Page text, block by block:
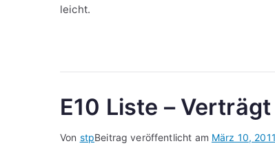
leicht.
E10 Liste –
Von stpBeitrag veröffentlicht am März 10, 2011